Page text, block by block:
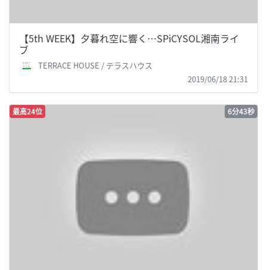
【5th WEEK】夕暮れ空に響く…SPiCYSOL湘南ライ
ブ
TERRACE HOUSE / テラスハウス
2019/06/18 21:31
最高24位 6分43秒